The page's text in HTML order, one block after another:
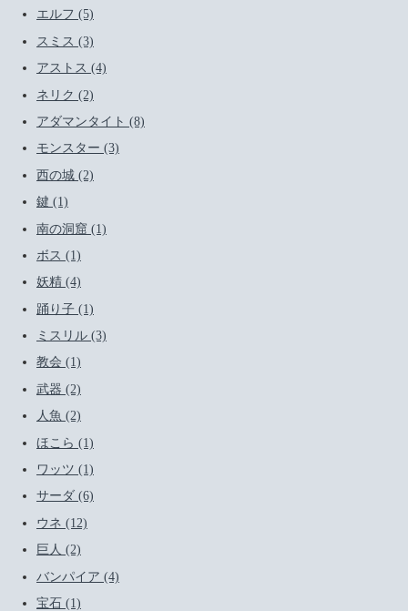
エルフ (5)
スミス (3)
アストス (4)
ネリク (2)
アダマンタイト (8)
モンスター (3)
西の城 (2)
鍵 (1)
南の洞窟 (1)
ボス (1)
妖精 (4)
踊り子 (1)
ミスリル (3)
教会 (1)
武器 (2)
人魚 (2)
ほこら (1)
ワッツ (1)
サーダ (6)
ウネ (12)
巨人 (2)
バンパイア (4)
宝石 (1)